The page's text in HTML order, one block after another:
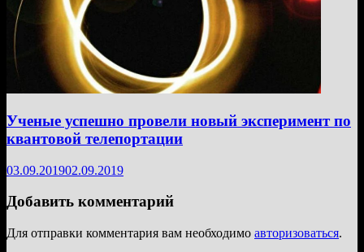
Ученые успешно провели новый эксперимент по
квантовой телепортации
03.09.201902.09.2019
Добавить комментарий
Для отправки комментария вам необходимо авторизоваться.